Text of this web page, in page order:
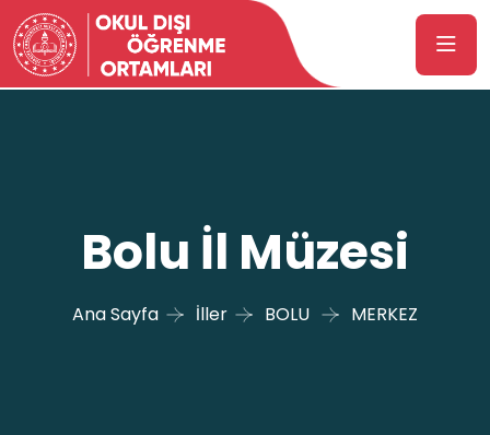
Bolu İl Müzesi
Ana Sayfa İller BOLU MERKEZ